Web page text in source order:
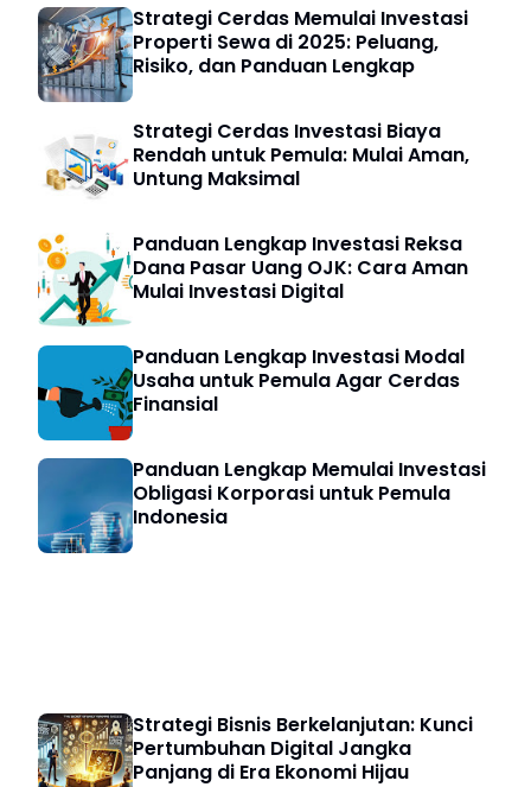
Strategi Cerdas Memulai Investasi
Properti Sewa di 2025: Peluang,
Risiko, dan Panduan Lengkap
Strategi Cerdas Investasi Biaya
Rendah untuk Pemula: Mulai Aman,
Untung Maksimal
Panduan Lengkap Investasi Reksa
Dana Pasar Uang OJK: Cara Aman
Mulai Investasi Digital
Panduan Lengkap Investasi Modal
Usaha untuk Pemula Agar Cerdas
Finansial
Panduan Lengkap Memulai Investasi
Obligasi Korporasi untuk Pemula
Indonesia
Strategi Bisnis Berkelanjutan: Kunci
Pertumbuhan Digital Jangka
Panjang di Era Ekonomi Hijau